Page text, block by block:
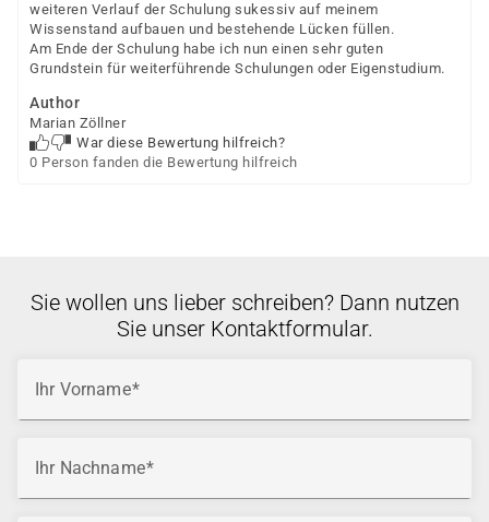
weiteren Verlauf der Schulung sukessiv auf meinem
Wissenstand aufbauen und bestehende Lücken füllen.
Am Ende der Schulung habe ich nun einen sehr guten
Grundstein für weiterführende Schulungen oder Eigenstudium.
Author
Marian Zöllner
War diese Bewertung hilfreich?
0 Person fanden die Bewertung hilfreich
Sie wollen uns lieber schreiben? Dann nutzen
Sie unser Kontaktformular.
Ihr Vorname
Ihr Nachname